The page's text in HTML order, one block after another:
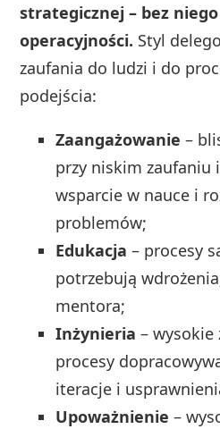
strategicznej – bez
operacyjności. Styl
zaufania do ludzi i do
podejścia:
Zaangażowanie –
przy niskim zaufaniu
wsparcie w nauce i
problemów;
Edukacja – procesy
potrzebują
mentora;
Inżynieria – wysokie
procesy
iteracje i
Upoważnienie –